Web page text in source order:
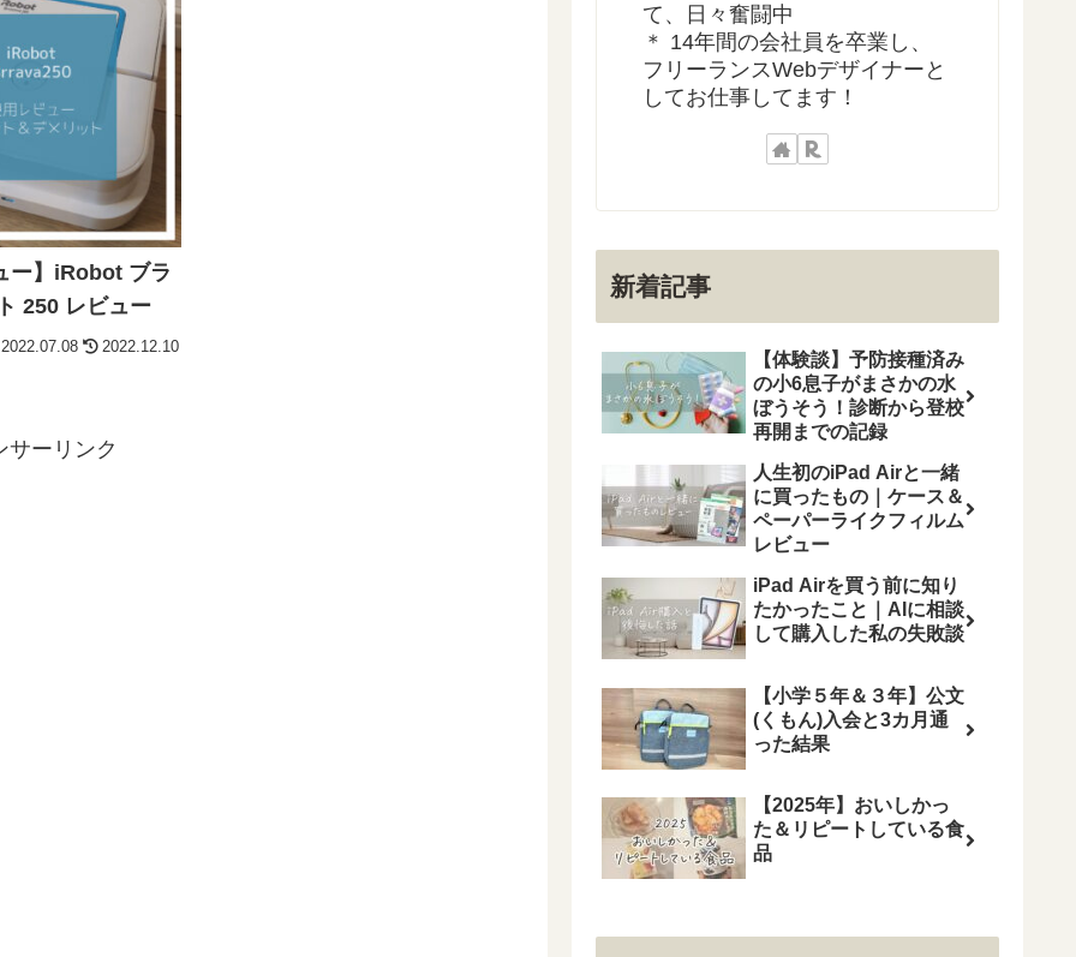
ー】iRobot ブラ
250 レビュー
2022.07.08 2022.12.10
サーリンク
て、日々奮闘中
＊ 14年間の会社員を卒業し、
フリーランスWebデザイナーと
してお仕事してます！
新着記事
【体験談】予防接種済み
の小6息子がまさかの水
ぼうそう！診断から登校
再開までの記録
人生初のiPad Airと一緒
に買ったもの｜ケース＆
ペーパーライクフィルム
レビュー
iPad Airを買う前に知り
たかったこと｜AIに相談
して購入した私の失敗談
【小学５年＆３年】公文
(くもん)入会と3カ月通
った結果
【2025年】おいしかっ
た＆リピートしている食
品